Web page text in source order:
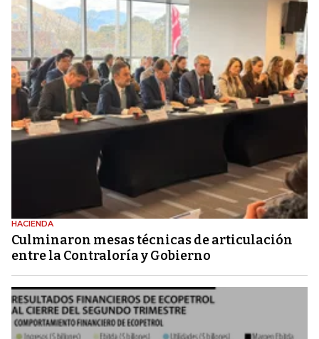
HACIENDA
Culminaron mesas técnicas de articulación
entre la Contraloría y Gobierno